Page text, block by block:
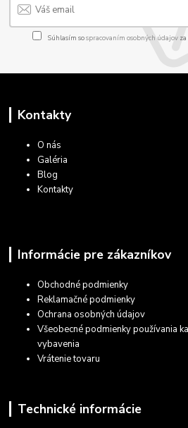
Súhlasím sospracovaním osobných údajov
Kontakty
O nás
Galéria
Blog
Kontakty
Informácie pre zákazníkov
Obchodné podmienky
Reklamačné podmienky
Ochrana osobných údajov
Všeobecné podmienky používania
vybavenia
Vrátenie tovaru
Technické informácie